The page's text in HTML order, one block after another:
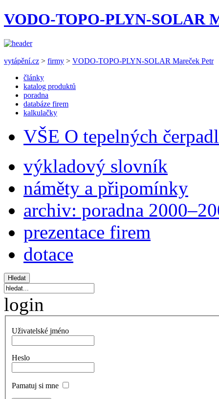
VODO-TOPO-PLYN-SOLAR
vytápění.cz > firmy > VODO-TOPO-PLYN-SOLAR Mareček Petr
články
katalog produktů
poradna
databáze firem
kalkulačky
VŠE O tepelných
výkladový slovník
náměty a připomínky
archiv: poradna
prezentace firem
dotace
login
Uživatelské jméno
Heslo
Pamatuj si mne